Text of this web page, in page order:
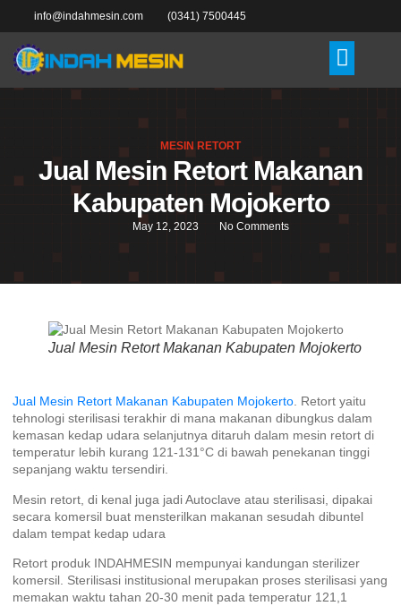
info@indahmesin.com (0341) 7500445
MESIN RETORT
Jual Mesin Retort Makanan
Kabupaten Mojokerto
May 12, 2023 No Comments
Jual Mesin Retort Makanan Kabupaten Mojokerto
Jual Mesin Retort Makanan Kabupaten Mojokerto. Retort yaitu
tehnologi sterilisasi terakhir di mana makanan dibungkus dalam
kemasan kedap udara selanjutnya ditaruh dalam mesin retort di
temperatur lebih kurang 121-131°C di bawah penekanan tinggi
sepanjang waktu tersendiri.
Mesin retort, di kenal juga jadi Autoclave atau sterilisasi, dipakai
secara komersil buat mensterilkan makanan sesudah dibuntel
dalam tempat kedap udara
Retort produk INDAHMESIN mempunyai kandungan sterilizer
komersil. Sterilisasi institusional merupakan proses sterilisasi yang
memakan waktu tahan 20-30 menit pada temperatur 121,1